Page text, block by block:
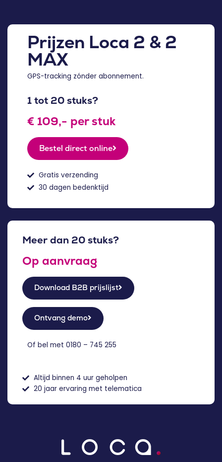
Prijzen Loca 2 & 2
MAX
GPS-tracking zónder abonnement.
1 tot 20 stuks?
€ 109,- per stuk
Bestel direct online
Gratis verzending
30 dagen bedenktijd
Meer dan 20 stuks?
Op aanvraag
Download B2B prijslijst
Ontvang demo
Of bel met 0180 – 745 255
Altijd binnen 4 uur geholpen
20 jaar ervaring met telematica
EN